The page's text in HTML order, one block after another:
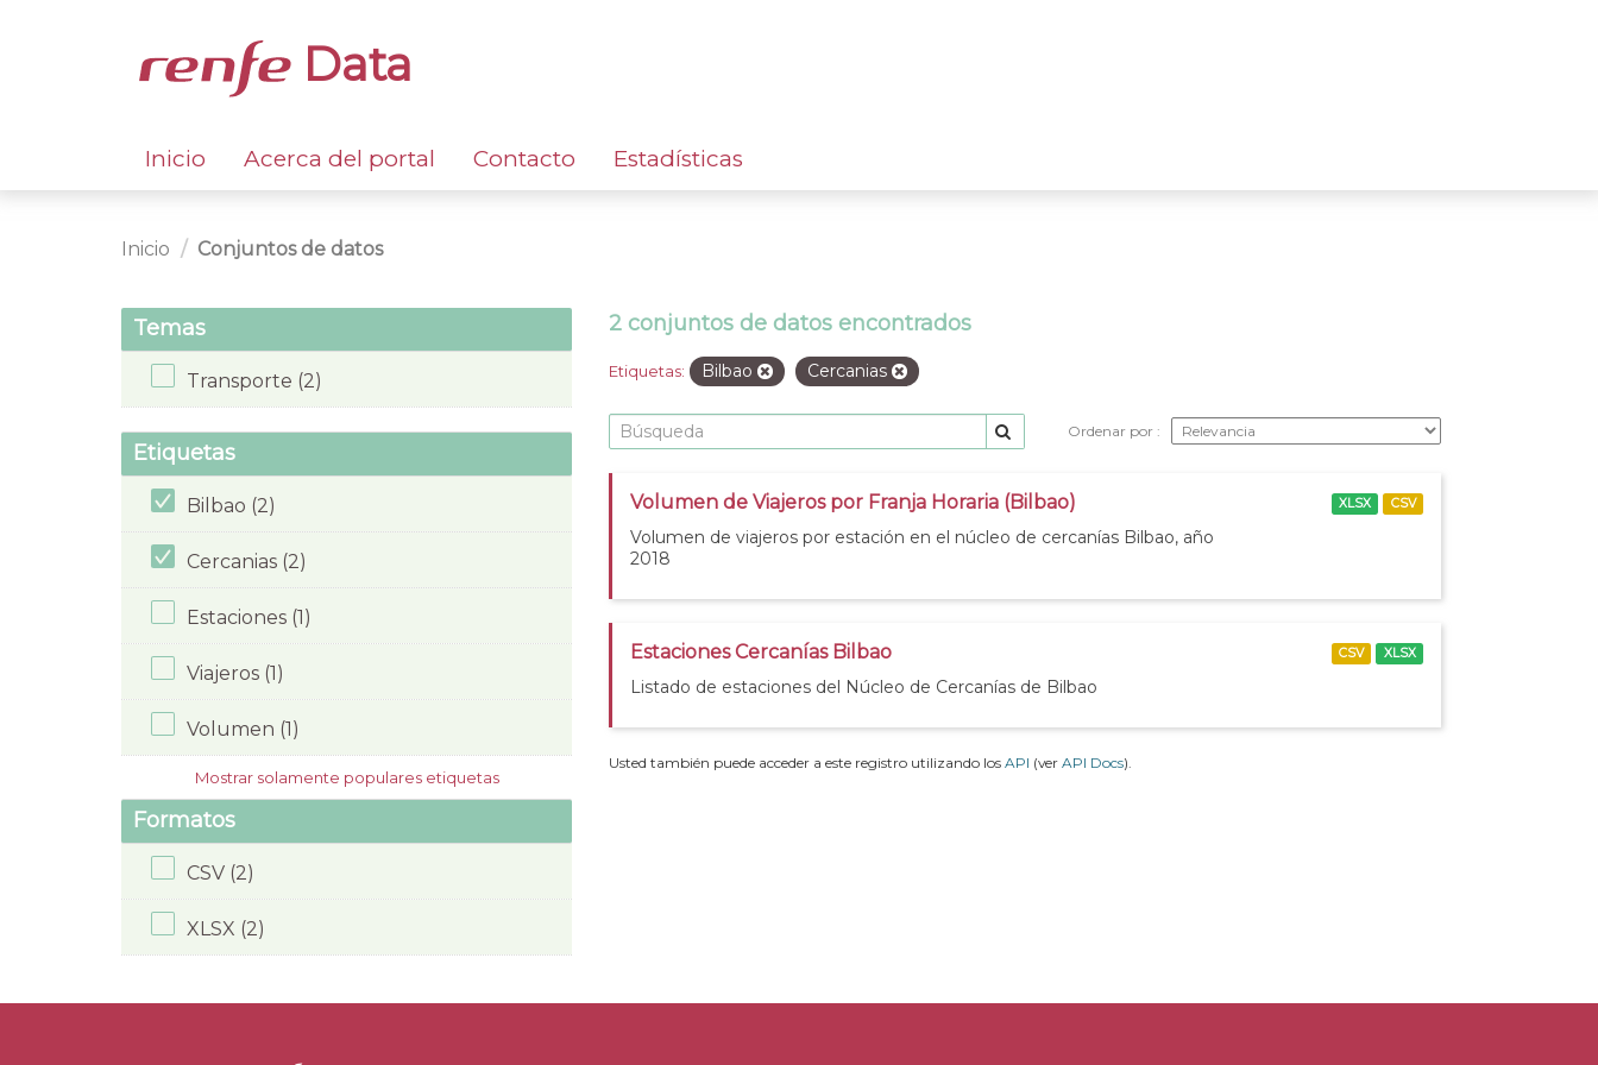
Data
Inicio Acerca del portal Contacto Estadísticas
Inicio Conjuntos de datos
Temas
Transporte (2)
Etiquetas
Bilbao (2)
Cercanias (2)
Estaciones (1)
Viajeros (1)
Volumen (1)
Mostrar solamente populares etiquetas
Formatos
CSV (2)
XLSX (2)
2 conjuntos de datos encontrados
Etiquetas: Bilbao Cercanias
Ordenar por
Volumen de Viajeros por Franja Horaria (Bilbao)
Volumen de viajeros por estación en el núcleo de cercanías Bilbao, año
2018
XLSX CSV
Estaciones Cercanías Bilbao
Listado de estaciones del Núcleo de Cercanías de Bilbao
CSV XLSX
Usted también puede acceder a este registro utilizando los API (ver API Docs).